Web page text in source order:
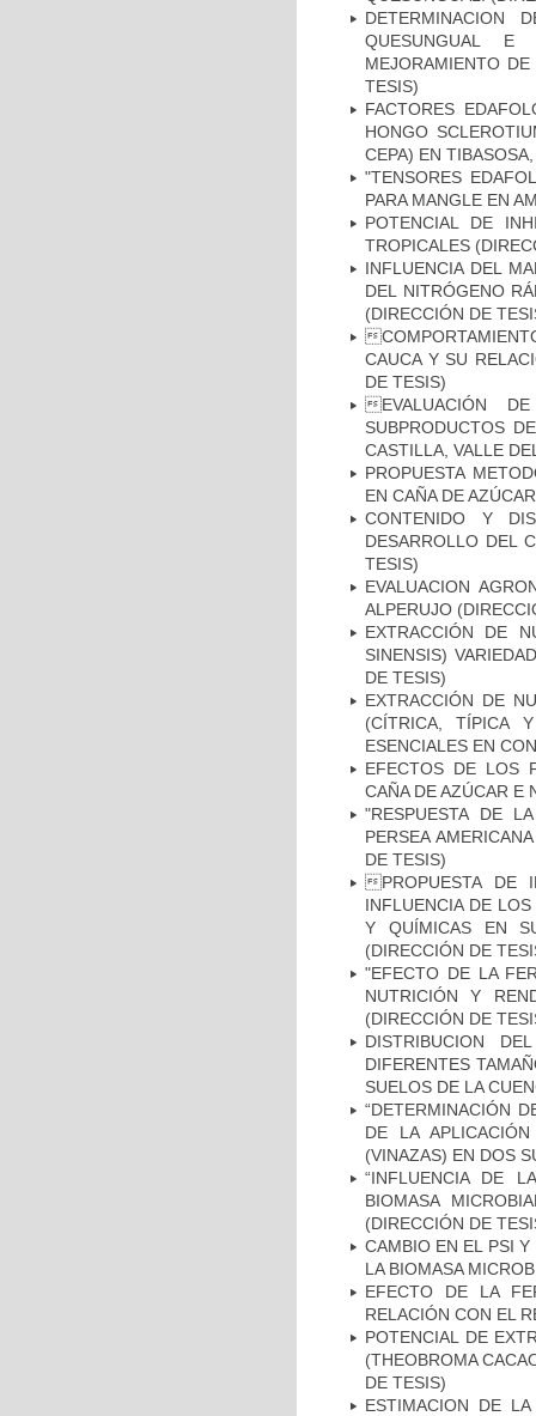
DETERMINACION
QUESUNGUAL E
MEJORAMIENTO
TESIS)
FACTORES
HONGO
CEPA) EN
"TENSORES
PARA MANGLE EN
POTENCIAL DE
TROPICALES
INFLUENCIA DEL
DEL NITRÓGENO
(DIRECCIÓN DE
COMPORTAMIENTO
CAUCA Y SU
DE TESIS)
EVALUACIÓN
SUBPRODUCTOS
CASTILLA, VALLE
PROPUESTA
EN CAÑA DE
CONTENIDO Y
DESARROLLO DEL
TESIS)
EVALUACION
ALPERUJO
EXTRACCIÓN DE
SINENSIS)
DE TESIS)
EXTRACCIÓN DE
(CÍTRICA, TÍPICA
ESENCIALES EN
EFECTOS DE LOS
CAÑA DE AZÚCAR E
"RESPUESTA DE
PERSEA
DE TESIS)
PROPUESTA DE
INFLUENCIA DE
Y QUÍMICAS EN
(DIRECCIÓN DE
"EFECTO DE LA
NUTRICIÓN Y
(DIRECCIÓN DE
DISTRIBUCION
DIFERENTES
SUELOS DE LA
“DETERMINACIÓN
DE LA
(VINAZAS) EN DOS
“INFLUENCIA DE
BIOMASA
(DIRECCIÓN DE
CAMBIO EN EL PSI
LA BIOMASA
EFECTO DE LA
RELACIÓN CON EL
POTENCIAL DE
(THEOBROMA
DE TESIS)
ESTIMACION DE